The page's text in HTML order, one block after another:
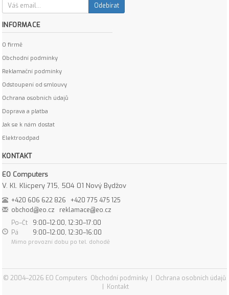
Odebírat
INFORMACE
O firmě
Obchodní podmínky
Reklamační podmínky
Odstoupení od smlouvy
Ochrana osobních údajů
Doprava a platba
Jak se k nám dostat
Elektroodpad
KONTAKT
EO Computers
V. Kl. Klicpery 715, 504 01 Nový Bydžov
+420 606 622 826
+420 775 475 125
obchod@eo.cz
reklamace@eo.cz
Po–Čt
9:00–12:00, 12:30–17:00
Pá
9:00–12:00, 12:30–16:00
Mimo provozní dobu po tel. dohodě
© 2004–2026 EO Computers Obchodní podmínky
Ochrana osobních údajů
Kontakt